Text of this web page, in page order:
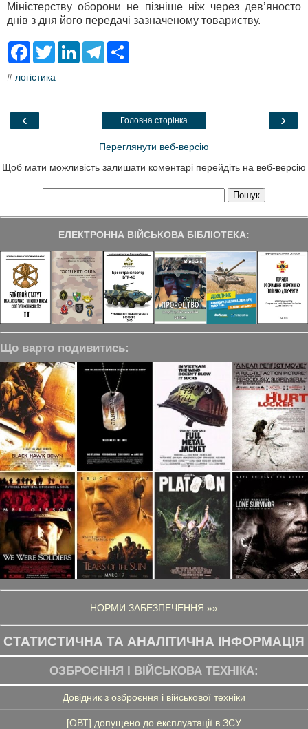
Міністерству оборони не пізніше ніж через девʼяносто
днів з дня його передачі зазначеному товариству.
F
e
o
T
t
L
T
a
# логістика
‹ ›
Головна сторінка
Переглянути веб-версію
Щоб мати можливість залишати коментарі перейдіть на веб-версію
ЕЛЕКТРОННА ВІЙСЬКОВА БІБЛІОТЕКА:
Що варто подивитись:
НОРМИ ЗАБЕЗПЕЧЕННЯ »»
СТАТИСТИЧНА ТА АНАЛІТИЧНА ІНФОРМАЦІЯ
ОЗБРОЄННЯ І ВІЙСЬКОВА ТЕХНІКА:
Довідник з озброєння і військової техніки
[ОВТ] допущено до експлуатації в ЗСУ